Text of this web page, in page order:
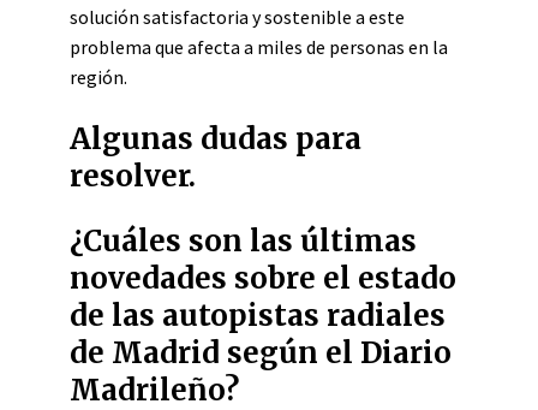
solución satisfactoria y sostenible a este
problema que afecta a miles de personas en la
región.
Algunas dudas para
resolver.
¿Cuáles son las últimas
novedades sobre el estado
de las autopistas radiales
de Madrid según el Diario
Madrileño?